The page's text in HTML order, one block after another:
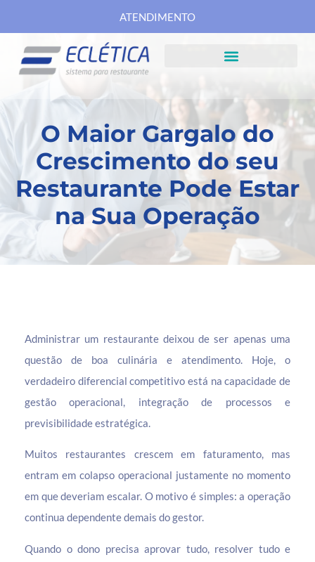
ATENDIMENTO
O Maior Gargalo do
Crescimento do seu
Restaurante Pode Estar
na Sua Operação
Administrar um restaurante deixou de ser apenas uma
questão de boa culinária e atendimento. Hoje, o
verdadeiro diferencial competitivo está na capacidade de
gestão operacional, integração de processos e
previsibilidade estratégica.
Muitos restaurantes crescem em faturamento, mas
entram em colapso operacional justamente no momento
em que deveriam escalar. O motivo é simples: a operação
continua dependente demais do gestor.
Quando o dono precisa aprovar tudo, resolver tudo e